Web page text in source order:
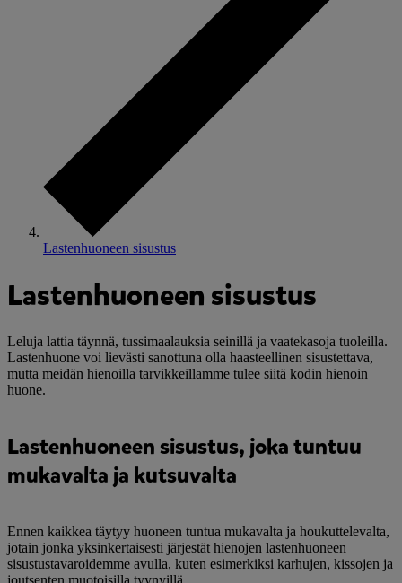
Lastenhuoneen sisustus
Lastenhuoneen sisustus
Leluja lattia täynnä, tussimaalauksia seinillä ja vaatekasoja tuoleilla.
Lastenhuone voi lievästi sanottuna olla haasteellinen sisustettava,
mutta meidän hienoilla tarvikkeillamme tulee siitä kodin hienoin
huone.
Lastenhuoneen sisustus, joka tuntuu
mukavalta ja kutsuvalta
Ennen kaikkea täytyy huoneen tuntua mukavalta ja houkuttelevalta,
jotain jonka yksinkertaisesti järjestät hienojen lastenhuoneen
sisustustavaroidemme avulla, kuten esimerkiksi karhujen, kissojen ja
joutsenten muotoisilla tyynyillä.